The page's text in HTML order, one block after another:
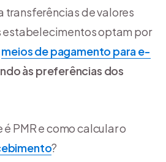
transferências de valores
estabelecimentos optam por
meios de pagamento para e-
às preferências dos
é PMR e como calcular o
?